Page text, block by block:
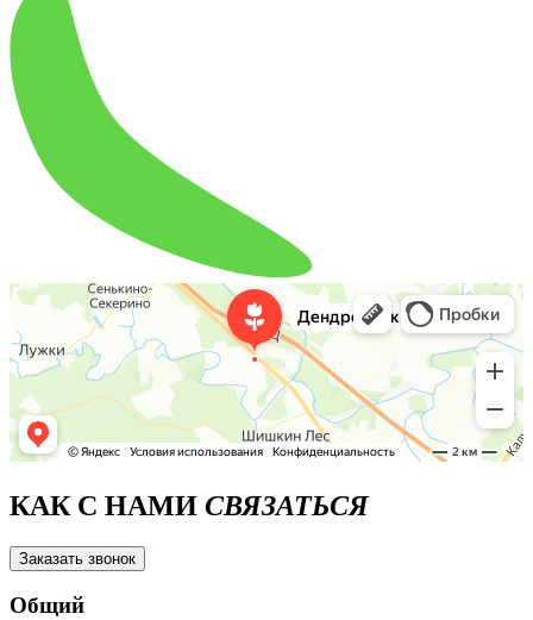
КАК С НАМИ СВЯЗАТЬСЯ
Заказать звонок
Общий